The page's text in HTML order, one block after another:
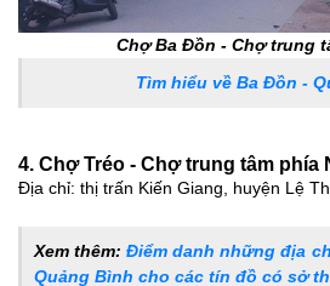
Chợ Ba Đồn - Chợ trung
Tìm hiểu về Ba Đồn -
4. Chợ Tréo - Chợ trung tâm phía
Địa chỉ: thị trấn Kiến Giang, huyện Lệ
Xem thêm:Điểm danh những địa
Quảng Bình cho các tín đồ có sở